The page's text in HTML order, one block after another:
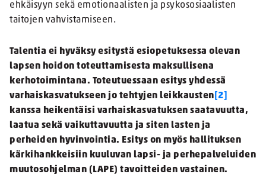
ehkäisyyn sekä emotionaalisten ja psykososiaalisten
taitojen vahvistamiseen.
Talentia ei hyväksy esitystä esiopetuksessa olevan
lapsen hoidon toteuttamisesta maksullisena
kerhotoimintana. Toteutuessaan esitys yhdessä
varhaiskasvatukseen jo tehtyjen leikkausten [2]
kanssa heikentäisi varhaiskasvatuksen saatavuutta,
laatua sekä vaikuttavuutta ja siten lasten ja
perheiden hyvinvointia. Esitys on myös hallituksen
kärkihankkeisiin kuuluvan lapsi- ja perhepalveluiden
muutosohjelman (LAPE) tavoitteiden vastainen.